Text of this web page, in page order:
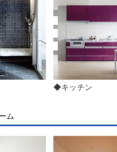
◆キッチン
ム